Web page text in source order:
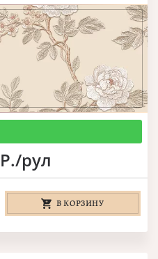
рул
В КОРЗИНУ